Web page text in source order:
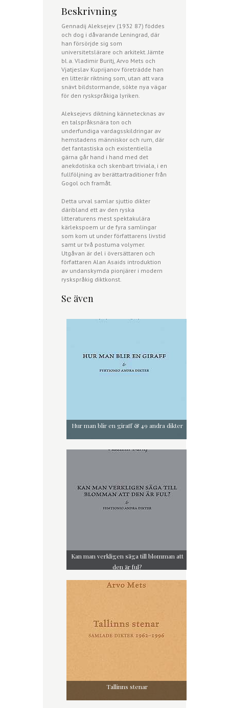
Beskrivning
Gennadij Aleksejev (1932 87) föddes
och dog i dåvarande Leningrad, där
han försörjde sig som
universitetslärare och arkitekt. Jämte
bl.a. Vladimir Buritj, Arvo Mets och
Vjatjeslav Kuprijanov företrädde han
en litterär riktning som, utan att vara
snävt bildstormande, sökte nya vägar
för den ryskspråkiga lyriken.
Aleksejevs diktning kännetecknas av
en talspråksnära ton och
underfundiga vardagsskildringar av
hemstadens människor och rum, där
det fantastiska och existentiella
gärna går hand i hand med det
anekdotiska och skenbart triviala, i en
fullföljning av berättartraditioner från
Gogol och framåt.
Detta urval samlar sjuttio dikter
däribland ett av den ryska
litteraturens mest spektakulära
kärlekspoem ur de fyra samlingar
som kom ut under författarens livstid
samt ur två postuma volymer.
Utgåvan är del i översättaren och
författaren Alan Asaids introduktion
av undanskymda pionjärer i modern
ryskspråkig diktkonst.
Se även
Hur man blir en giraff & 49 andra dikter
Kan man verkligen säga till blomman att
den är ful?
Tallinns stenar